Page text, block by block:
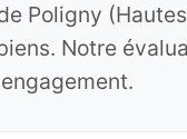
Poligny
Notre